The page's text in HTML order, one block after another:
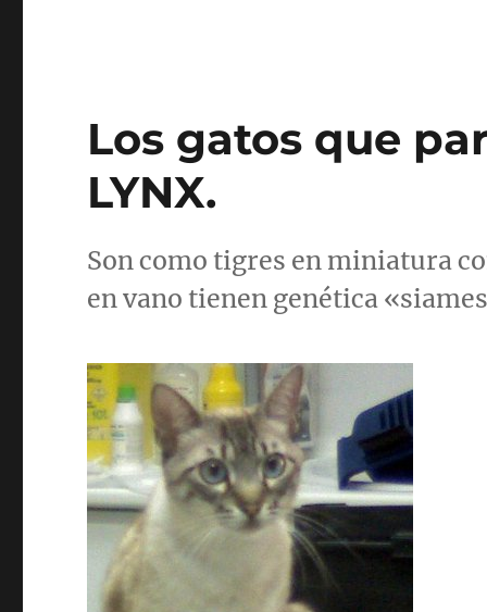
Los gatos que
LYNX.
Son como tigres en miniatura
en vano tienen genética